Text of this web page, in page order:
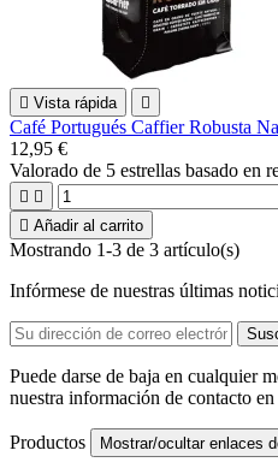
 Vista rápida 
Café Portugués Caffier Robusta
12,95 €
Valorado de 5 estrellas basado en
 
 Añadir al carrito
Mostrando 1-3 de 3 artículo(s)
Infórmese de nuestras últimas
Puede darse de baja en cualquier
nuestra información de contacto
Productos Mostrar/ocultar enlaces